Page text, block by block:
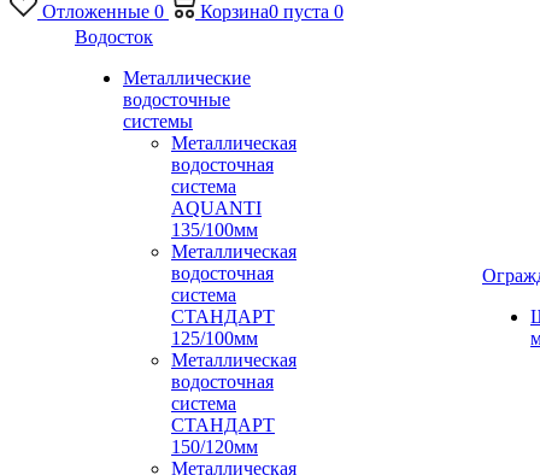
Отложенные 0 Корзина0 пуста 0
Водосток
Металлические
водосточные
системы
Металлическая
водосточная
система
AQUANTI
135/100мм
Металлическая
водосточная
система
СТАНДАРТ
125/100мм
Металлическая
водосточная
система
СТАНДАРТ
150/120мм
Металлическая